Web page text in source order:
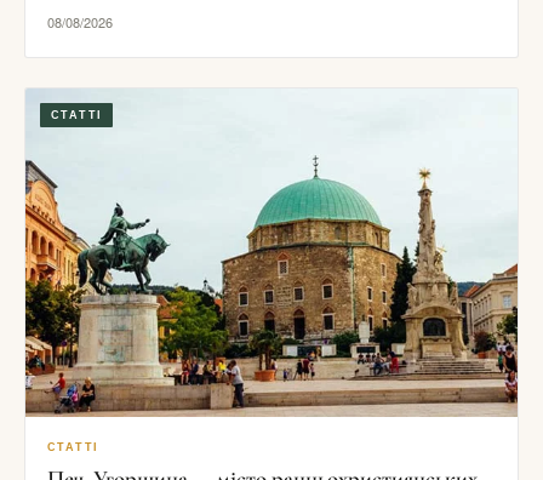
08/08/2026
СТАТТІ
СТАТТІ